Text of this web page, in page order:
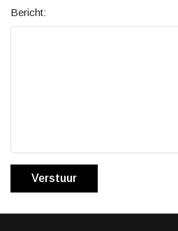
Bericht:
Verstuur